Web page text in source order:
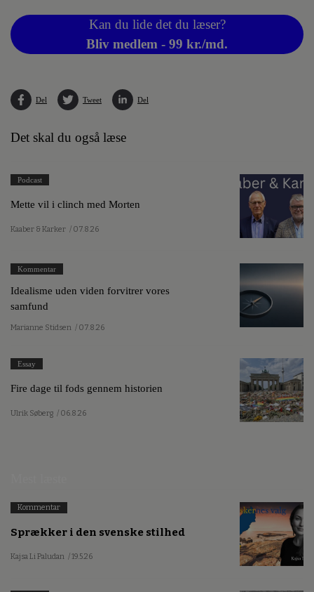
Kan du lide det du læser?
Bliv medlem - 99 kr./md.
Del Tweet Del
Det skal du også læse
Podcast
Mette vil i clinch med Morten
Kaaber & Karker / 07.8.26
Kommentar
Idealisme uden viden forvitrer vores
samfund
Marianne Stidsen / 07.8.26
Essay
Fire dage til fods gennem historien
Ulrik Søberg / 06.8.26
Kommentar
Sprækker i den svenske stilhed
Kajsa Li Paludan / 19.5.26